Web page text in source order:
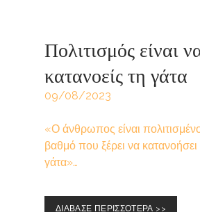
Πολιτισμός είναι
κατανοείς τη γάτα
09/08/2023
«Ο άνθρωπος είναι
βαθμό που ξέρει να κατανοήσει
γάτα»…
ΔΙΑΒΑΣΕ ΠΕΡΙΣΣΟΤΕΡΑ >>